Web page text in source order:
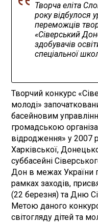
Творча еліта
року відбулося
переможців
«Сіверський
здобувачів
спеціальної
Творчий конкурс
молоді»
басейновим
громадською
відродження» у 2007
Харківської,
суббасейні
Дон в межах України
рамках заходів,
(22 березня) та Дню
Метою даного
світогляду дітей та